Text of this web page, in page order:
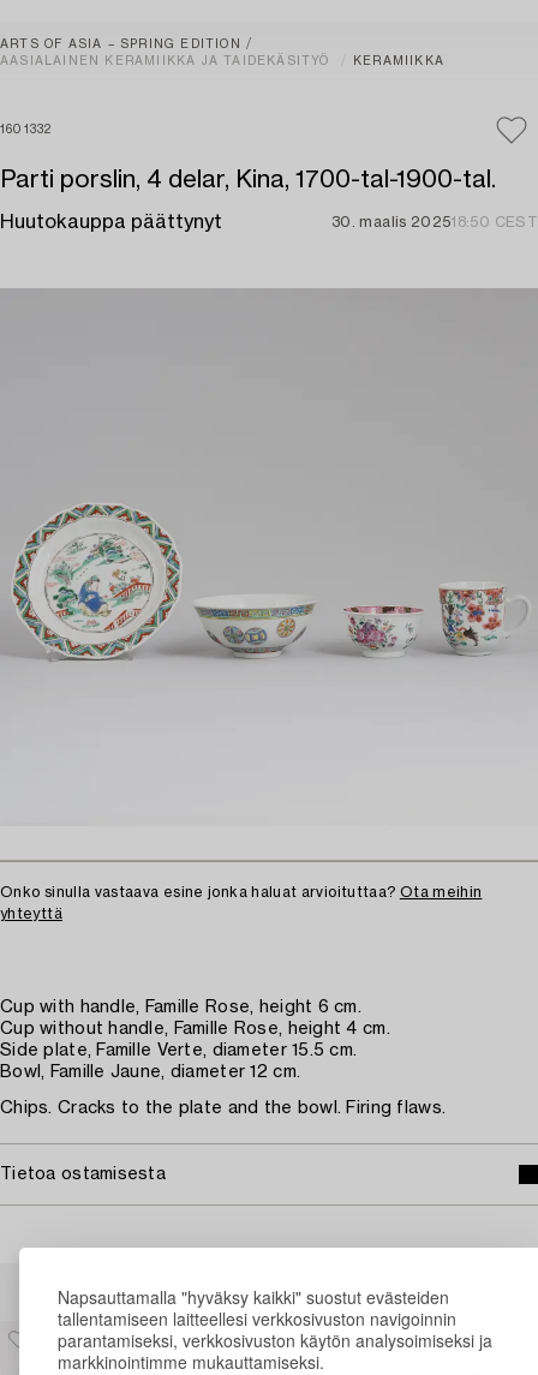
Napsauttamalla "hyväksy kaikki" suostut evästeiden
tallentamiseen laitteellesi verkkosivuston navigoinnin
parantamiseksi, verkkosivuston käytön analysoimiseksi ja
markkinointimme mukauttamiseksi.
ARTS OF ASIA – SPRING EDITION
AASIALAINEN KERAMIIKKA JA TAIDEKÄSITYÖ
KERAMIIKKA
1601332
Parti porslin, 4 delar, Kina, 1700-tal-1900-tal.
Huutokauppa päättynyt 30. maalis 202518:50 CEST
Onko sinulla vastaava esine jonka haluat arvioituttaa? Ota meihin
yhteyttä
Cup with handle, Famille Rose, height 6 cm.
Cup without handle, Famille Rose, height 4 cm.
Side plate, Famille Verte, diameter 15.5 cm.
Bowl, Famille Jaune, diameter 12 cm.
Chips. Cracks to the plate and the bowl. Firing flaws.
Tietoa ostamisesta